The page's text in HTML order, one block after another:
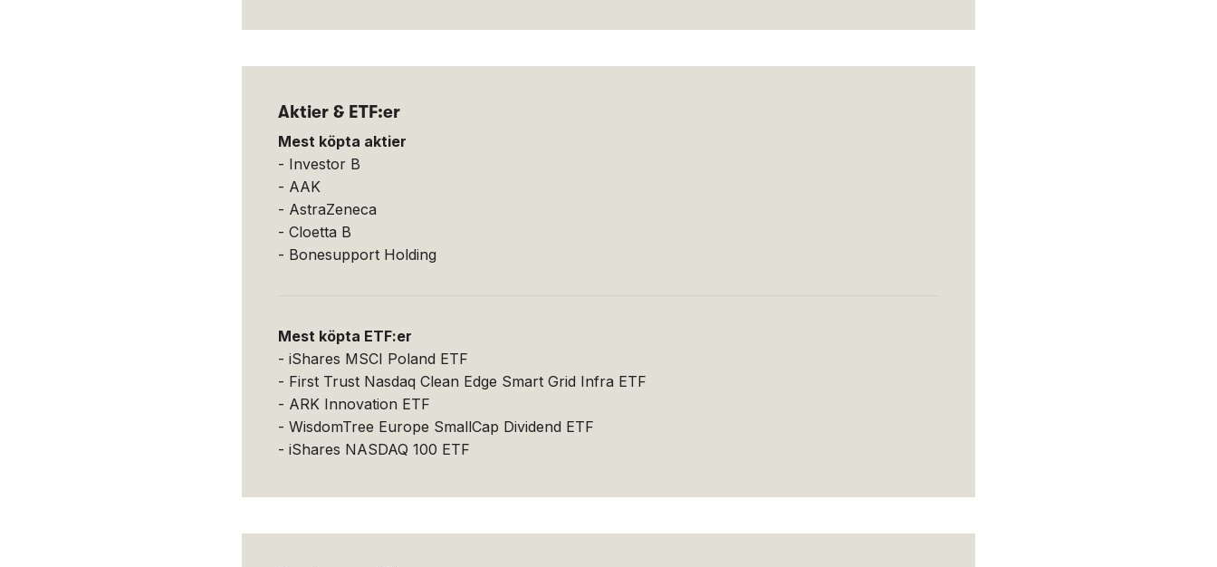
Aktier & ETF:er
Mest köpta aktier
- Investor B
- AAK
- AstraZeneca
- Cloetta B
- Bonesupport Holding
Mest köpta ETF:er
- iShares MSCI Poland ETF
- First Trust Nasdaq Clean Edge Smart Grid Infra ETF
- ARK Innovation ETF
- WisdomTree Europe SmallCap Dividend ETF
- iShares NASDAQ 100 ETF